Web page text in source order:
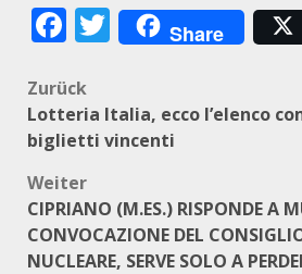
Facebook
Twitter
Share
Beitragsnavigation
Zurück
Lotteria Italia, ecco l’elenco
biglietti vincenti
Weiter
CIPRIANO (M.ES.) RISPONDE A
CONVOCAZIONE DEL
NUCLEARE, SERVE SOLO A